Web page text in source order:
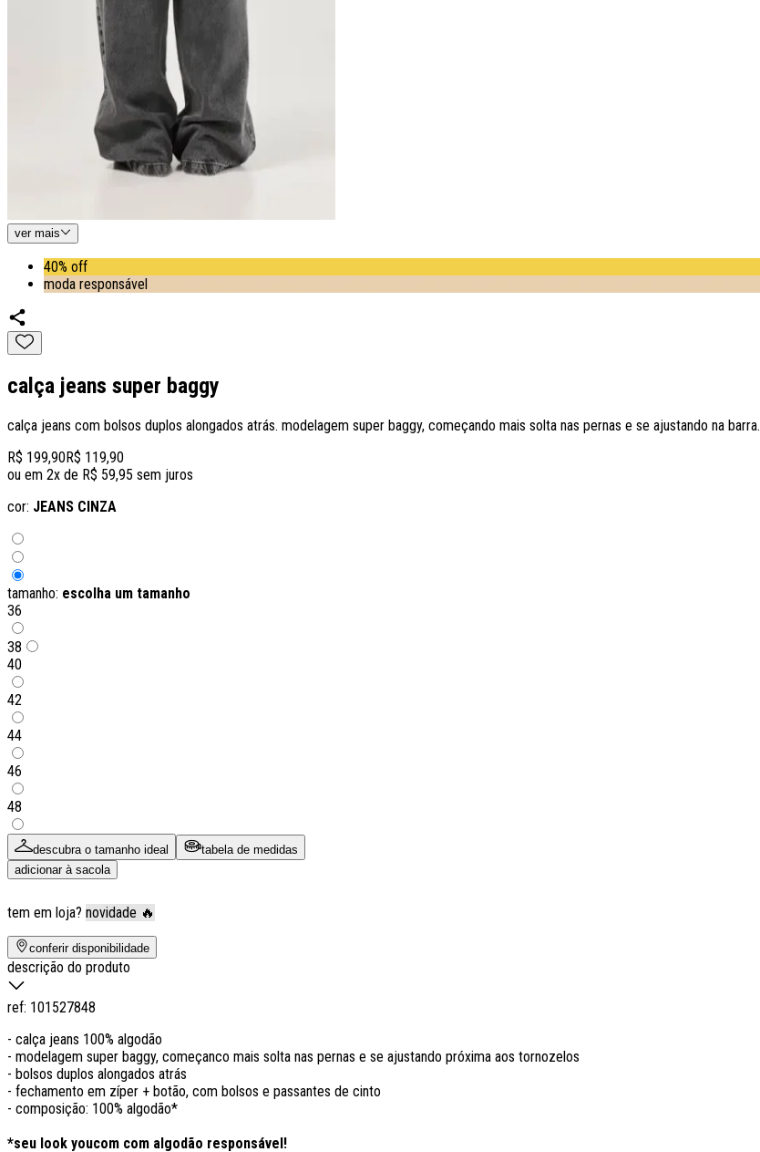
ver mais
40% off
moda responsável
calça jeans super baggy
calça jeans com bolsos duplos alongados atrás. modelagem super baggy, começando mais solta nas pernas e se ajustando na barra.
R$ 199,90 R$ 119,90
ou em 2x de R$ 59,95 sem juros
cor: JEANS CINZA
tamanho: escolha um tamanho
36
38
40
42
44
46
48
descubra o tamanho ideal
tabela de medidas
adicionar à sacola
tem em loja? novidade 🔥
conferir disponibilidade
descrição do produto
ref: 101527848
- calça jeans 100% algodão
- modelagem super baggy, começanco mais solta nas pernas e se ajustando próxima aos tornozelos
- bolsos duplos alongados atrás
- fechamento em zíper + botão, com bolsos e passantes de cinto
- composição: 100% algodão*
*seu look youcom com algodão responsável!